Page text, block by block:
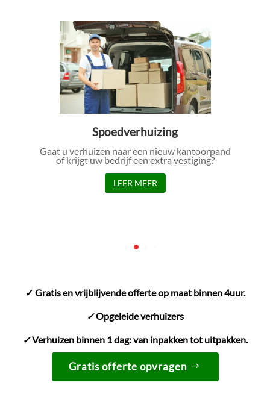
Spoedverhuizing
Gaat u verhuizen naar een nieuw kantoorpand
of krijgt uw bedrijf een extra vestiging?
LEER MEER
✓ Gratis en vrijblijvende offerte op maat binnen 4uur.
✓Opgeleide verhuizers
✓Verhuizen binnen 1 dag: van inpakken tot uitpakken.
Gratis offerte opvragen